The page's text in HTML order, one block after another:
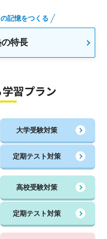
記憶をつくる
特長
習プラン
大学受験対策
定期テスト対策
高校受験対策
定期テスト対策